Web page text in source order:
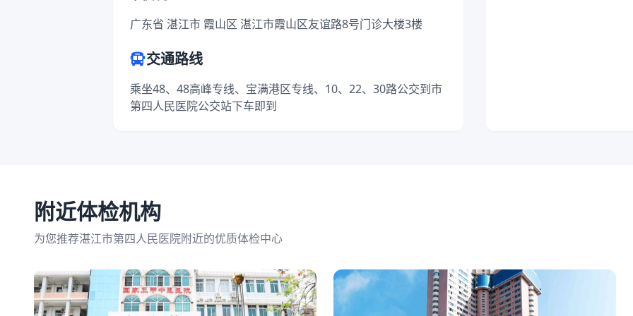
广东省 湛江市 霞山区 湛江市霞山区友谊路8号门诊大楼3楼
交通路线
乘坐48、48高峰专线、宝满港区专线、10、22、30路公交到市
第四人民医院公交站下车即到
附近体检机构
为您推荐湛江市第四人民医院附近的优质体检中心